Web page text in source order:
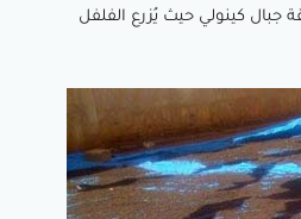
جبال كينولي حيث يُزرع الفلفل